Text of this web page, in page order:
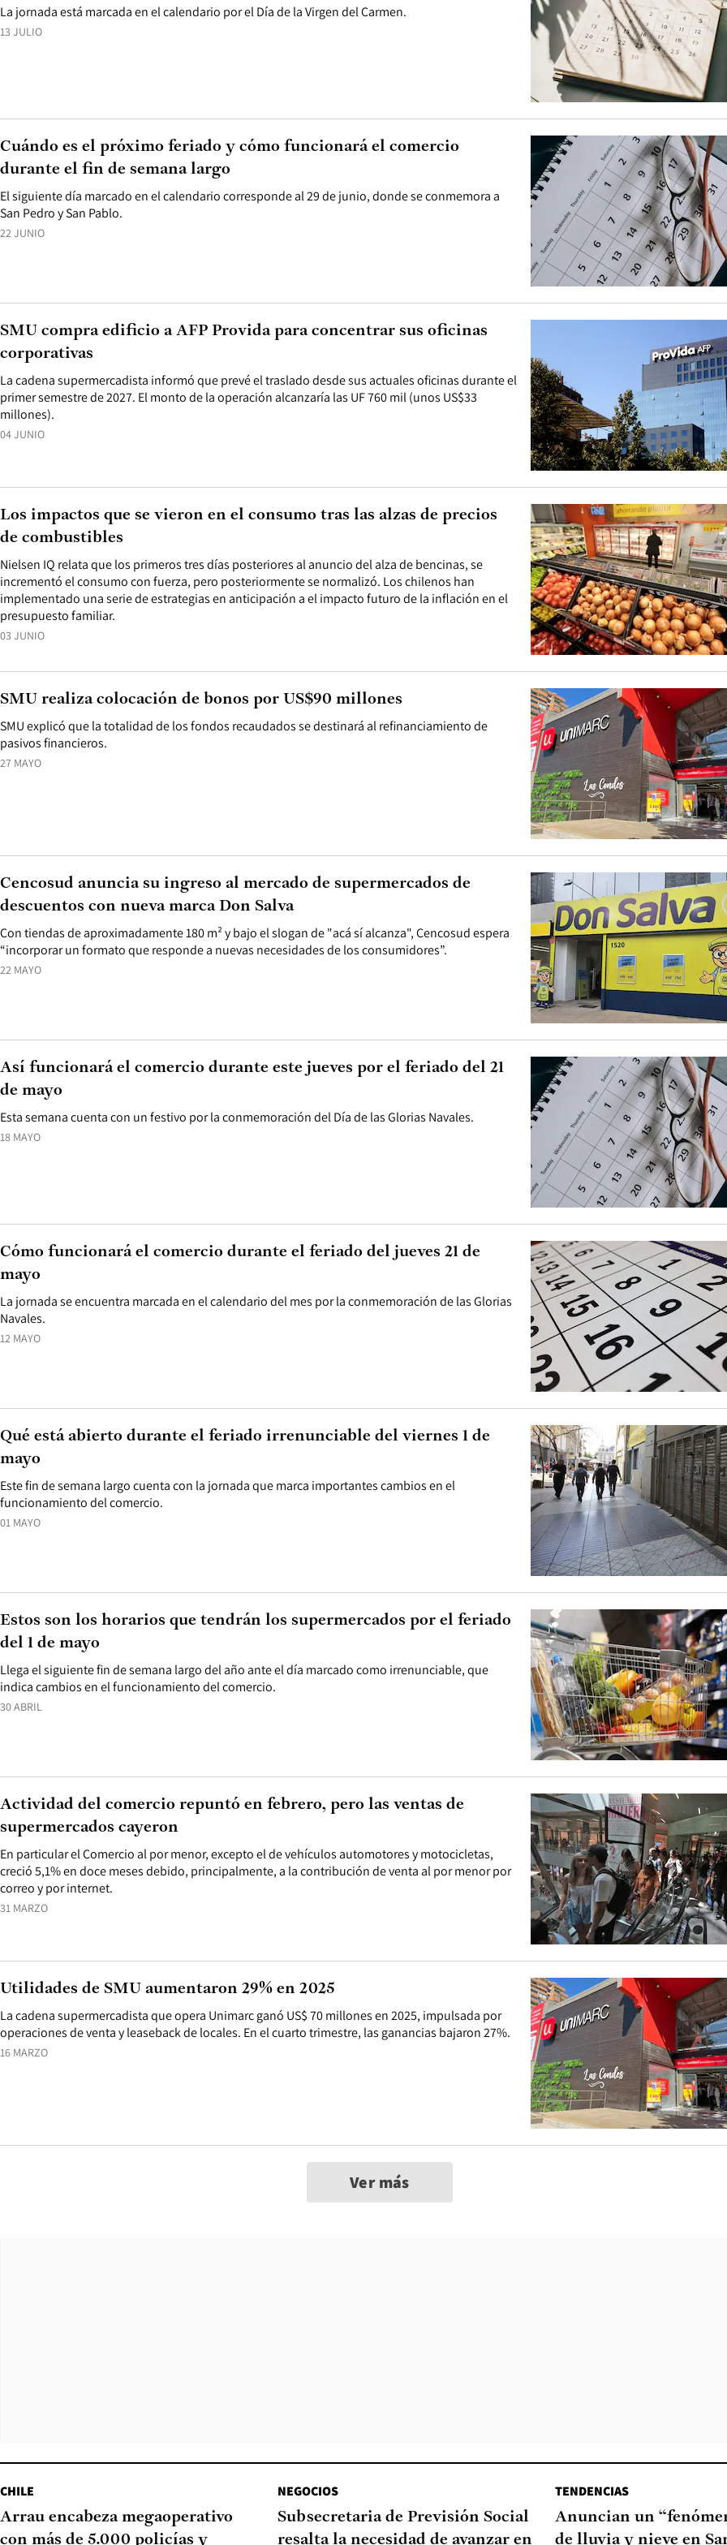
13 JULIO
La jornada está marcada en el calendario por el Día de la Virgen del Carmen.
22 JUNIO
El siguiente día marcado en el calendario corresponde al 29 de junio, donde se conmemora a
San Pedro y San Pablo.
Cuándo es el próximo feriado y cómo funcionará el comercio
durante el fin de semana largo
04 JUNIO
La cadena supermercadista informó que prevé el traslado desde sus actuales oficinas durante el
primer semestre de 2027. El monto de la operación alcanzaría las UF 760 mil (unos US$33
millones).
SMU compra edificio a AFP Provida para concentrar sus oficinas
corporativas
03 JUNIO
Nielsen IQ relata que los primeros tres días posteriores al anuncio del alza de bencinas, se
incrementó el consumo con fuerza, pero posteriormente se normalizó. Los chilenos han
implementado una serie de estrategias en anticipación a el impacto futuro de la inflación en el
presupuesto familiar.
Los impactos que se vieron en el consumo tras las alzas de precios
de combustibles
27 MAYO
SMU explicó que la totalidad de los fondos recaudados se destinará al refinanciamiento de
pasivos financieros.
SMU realiza colocación de bonos por US$90 millones
22 MAYO
Con tiendas de aproximadamente 180 m² y bajo el slogan de "acá sí alcanza", Cencosud espera
“incorporar un formato que responde a nuevas necesidades de los consumidores”.
Cencosud anuncia su ingreso al mercado de supermercados de
descuentos con nueva marca Don Salva
18 MAYO
Esta semana cuenta con un festivo por la conmemoración del Día de las Glorias Navales.
Así funcionará el comercio durante este jueves por el feriado del 21
de mayo
12 MAYO
La jornada se encuentra marcada en el calendario del mes por la conmemoración de las Glorias
Navales.
Cómo funcionará el comercio durante el feriado del jueves 21 de
mayo
01 MAYO
Este fin de semana largo cuenta con la jornada que marca importantes cambios en el
funcionamiento del comercio.
Qué está abierto durante el feriado irrenunciable del viernes 1 de
mayo
30 ABRIL
Llega el siguiente fin de semana largo del año ante el día marcado como irrenunciable, que
indica cambios en el funcionamiento del comercio.
Estos son los horarios que tendrán los supermercados por el feriado
del 1 de mayo
31 MARZO
En particular el Comercio al por menor, excepto el de vehículos automotores y motocicletas,
creció 5,1% en doce meses debido, principalmente, a la contribución de venta al por menor por
correo y por internet.
Actividad del comercio repuntó en febrero, pero las ventas de
supermercados cayeron
16 MARZO
La cadena supermercadista que opera Unimarc ganó US$ 70 millones en 2025, impulsada por
operaciones de venta y leaseback de locales. En el cuarto trimestre, las ganancias bajaron 27%.
Utilidades de SMU aumentaron 29% en 2025
Ver más
CHILE
Arrau encabeza megaoperativo
con más de 5.000 policías y
NEGOCIOS
Subsecretaria de Previsión Social
resalta la necesidad de avanzar en
TENDENCIAS
Anuncian un
de lluvia y nieve en